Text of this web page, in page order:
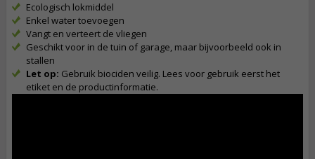
Ecologisch lokmiddel
Enkel water toevoegen
Vangt en verteert de vliegen
Geschikt voor in de tuin of garage, maar bijvoorbeeld ook in
stallen
Let op: Gebruik biociden veilig. Lees voor gebruik eerst het
etiket en de productinformatie.